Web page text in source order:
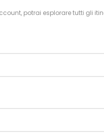
potrai esplorare tutti gli